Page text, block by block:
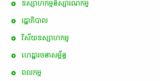
ឧស្សាហកម្មនិស្សារណកម្ម
រដ្ឋាភិបាល
វិស័យឧស្សាហកម្ម
ហេដ្ឋារចនាសម្ព័ន្ធ
ពល​កម្ម